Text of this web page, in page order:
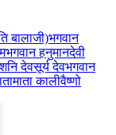
बालाजी)भगवान
भगवान हनुमानदेवी
शनि देवसूर्य देवभगवान
माता कालीवैष्णो